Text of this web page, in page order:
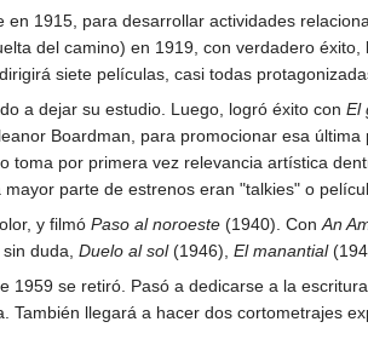
en 1915, para desarrollar actividades
del camino) en 1919, con verdadero
siete películas, casi todas
a dejar su estudio. Luego, logró éxito con El
Boardman, para promocionar esa
toma por primera vez relevancia artística
parte de estrenos eran "talkies" o
y filmó Paso al noroeste (1940). ConAn
duda, Duelo al sol(1946), El manantial
1959 se retiró. Pasó a dedicarse a la
También llegará a hacer dos cortometrajes